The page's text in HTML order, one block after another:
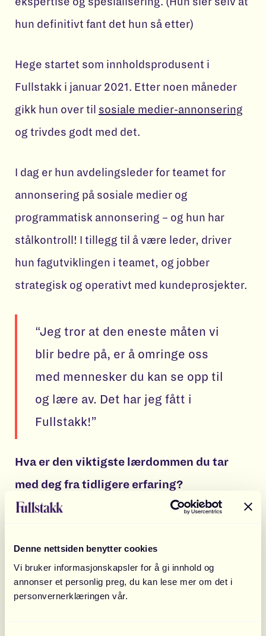
Denne nettsiden benytter cookies
Vi bruker informasjonskapsler for å gi innhold og
annonser et personlig preg, du kan lese mer om det i
personvernerklæringen vår.
hun definitivt fant det hun så etter)
Hege startet som innholdsprodusent i
Fullstakk i januar 2021. Etter noen måneder
gikk hun over til sosiale medier-annonsering
og trivdes godt med det.
I dag er hun avdelingsleder for teamet for
annonsering på sosiale medier og
programmatisk annonsering – og hun har
stålkontroll! I tillegg til å være leder, driver
hun fagutviklingen i teamet, og jobber
strategisk og operativt med kundeprosjekter.
“Jeg tror at den eneste måten vi
blir bedre på, er å omringe oss
med mennesker du kan se opp til
og lære av. Det har jeg fått i
Fullstakk!”
Hva er den viktigste lærdommen du tar
med deg fra tidligere erfaring?
samspillet mellom tradisjonelle og digitale
medier, og å huske å ha et større overblikk og
holistisk syn på markedsføring.